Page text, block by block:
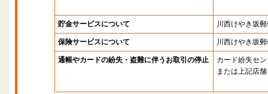
貯金サービスについて 川西けやき坂
保険サービスについて 川西けやき坂
通帳やカードの紛失・盗難に伴うお取引の停止
カード紛失セ
または上記店舗